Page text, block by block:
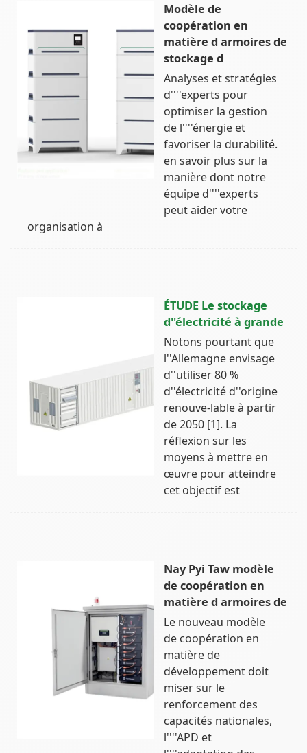
Modèle de
coopération en
matière d armoires de
stockage d
Analyses et stratégies
d''''experts pour
optimiser la gestion
de l''''énergie et
favoriser la durabilité.
en savoir plus sur la
manière dont notre
équipe d''''experts
peut aider votre
organisation à
ÉTUDE Le stockage
d''électricité à grande
Notons pourtant que
l''Allemagne envisage
d''utiliser 80 %
d''électricité d''origine
renouve-lable à partir
de 2050 [1]. La
réflexion sur les
moyens à mettre en
œuvre pour atteindre
cet objectif est
Nay Pyi Taw modèle
de coopération en
matière d armoires de
Le nouveau modèle
de coopération en
matière de
développement doit
miser sur le
renforcement des
capacités nationales,
l''''APD et